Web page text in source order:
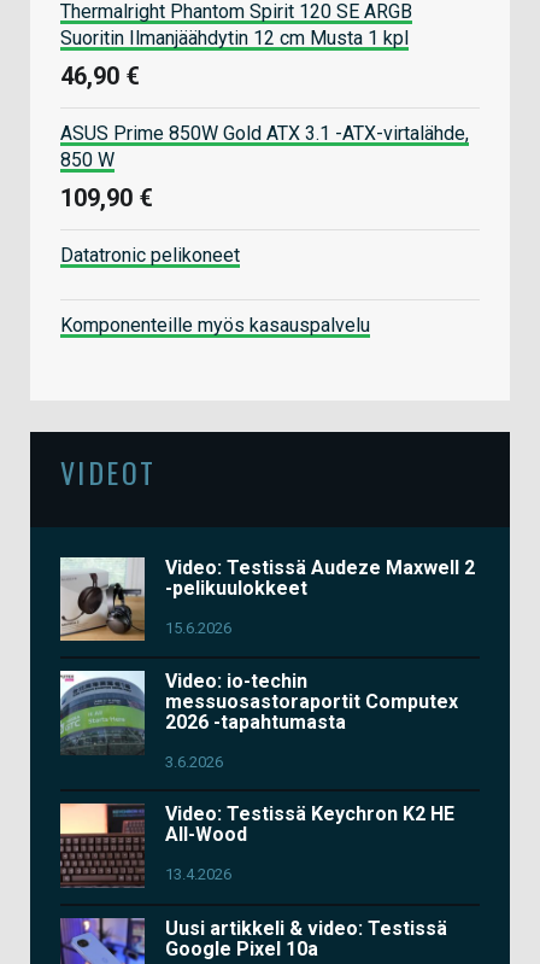
Thermalright Phantom Spirit 120 SE ARGB
Suoritin Ilmanjäähdytin 12 cm Musta 1 kpl
46,90 €
ASUS Prime 850W Gold ATX 3.1 -ATX-virtalähde,
850 W
109,90 €
Datatronic pelikoneet
Komponenteille myös kasauspalvelu
VIDEOT
Video: Testissä Audeze Maxwell 2
-pelikuulokkeet
15.6.2026
Video: io-techin
messuosastoraportit Computex
2026 -tapahtumasta
3.6.2026
Video: Testissä Keychron K2 HE
All-Wood
13.4.2026
Uusi artikkeli & video: Testissä
Google Pixel 10a